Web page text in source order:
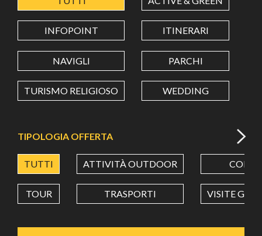
LONGITUDINE
Value in decimal degrees. Use dot (.) as decimal separator.
INFOPOINT ITINERARI
NAVIGLI PARCHI
TURISMO RELIGIOSO WEDDING
TIPOLOGIA OFFERTA
TUTTI ATTIVITÀ OUTDOOR CORSI
TOUR TRASPORTI VISITE